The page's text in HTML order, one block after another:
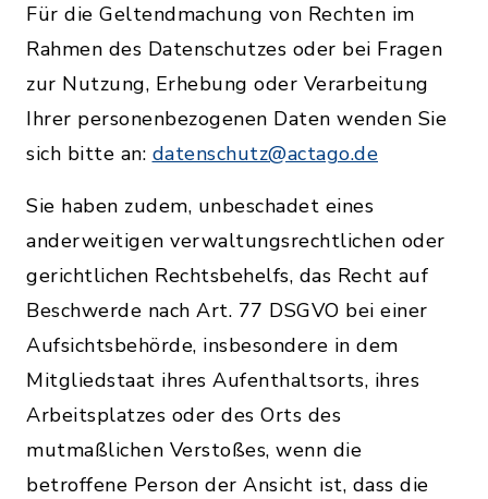
Für die Geltendmachung von Rechten im
Rahmen des Datenschutzes oder bei Fragen
zur Nutzung, Erhebung oder Verarbeitung
Ihrer personenbezogenen Daten wenden Sie
sich bitte an: datenschutz@actago.de
Sie haben zudem, unbeschadet eines
anderweitigen verwaltungsrechtlichen oder
gerichtlichen Rechtsbehelfs, das Recht auf
Beschwerde nach Art. 77 DSGVO bei einer
Aufsichtsbehörde, insbesondere in dem
Mitgliedstaat ihres Aufenthaltsorts, ihres
Arbeitsplatzes oder des Orts des
mutmaßlichen Verstoßes, wenn die
betroffene Person der Ansicht ist, dass die